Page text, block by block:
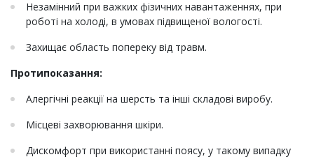
Незамінний при важких фізичних навантаженнях, при
роботі на холоді, в умовах підвищеної вологості.
Захищає область попереку від травм.
Протипоказання:
Алергічні реакції на шерсть та інші складові виробу.
Місцеві захворювання шкіри.
Дискомфорт при використанні поясу, у такому випадку